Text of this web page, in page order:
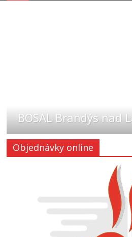
s
BOSAL Brandýs nad
Objednávky online